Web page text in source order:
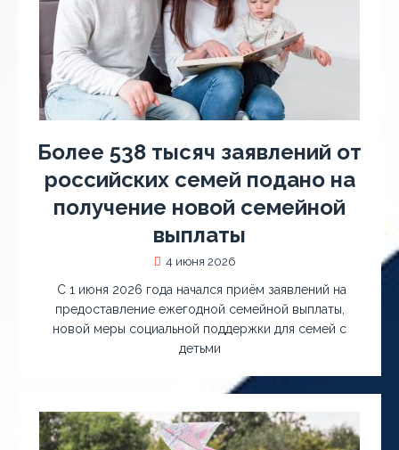
Более 538 тысяч заявлений от
российских семей подано на
получение новой семейной
выплаты
4 июня 2026
С 1 июня 2026 года начался приём заявлений на
предоставление ежегодной семейной выплаты,
новой меры социальной поддержки для семей с
детьми